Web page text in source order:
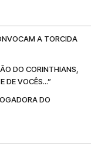
A TORCIDA
DO CORINTHIANS,
DE VOCÊS...”
DO